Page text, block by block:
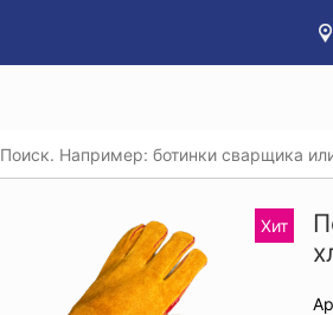
Перчатки с крагой РУССКИЕ ЛЬВЫ®
Хит